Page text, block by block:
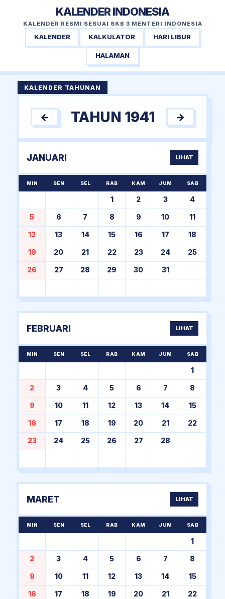
KALENDER INDONESIA
KALENDER RESMI SESUAI SKB 3 MENTERI INDONESIA
KALENDER KALKULATOR HARI LIBUR
HALAMAN
KALENDER TAHUNAN
← TAHUN 1941 →
JANUARI LIHAT
MIN SEN SEL RAB KAM JUM SAB
1 2 3 4
5 6 7 8 9 10 11
12 13 14 15 16 17 18
19 20 21 22 23 24 25
26 27 28 29 30 31
FEBRUARI LIHAT
MIN SEN SEL RAB KAM JUM SAB
1
2 3 4 5 6 7 8
9 10 11 12 13 14 15
16 17 18 19 20 21 22
23 24 25 26 27 28
MARET LIHAT
MIN SEN SEL RAB KAM JUM SAB
1
2 3 4 5 6 7 8
9 10 11 12 13 14 15
16 17 18 19 20 21 22